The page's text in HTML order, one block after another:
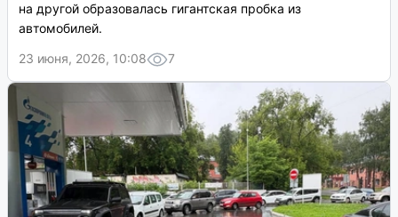
на другой образовалась гигантская пробка из
автомобилей.
23 июня, 2026, 10:08
7